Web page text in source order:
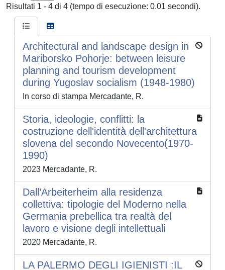
Risultati 1 - 4 di 4 (tempo di esecuzione: 0.01 secondi).
Architectural and landscape design in
Mariborsko Pohorje: between leisure
planning and tourism development
during Yugoslav socialism (1948-1980)
In corso di stampa Mercadante, R.
Storia, ideologie, conflitti: la
costruzione dell'identità dell'architettura
slovena del secondo Novecento(1970-
1990)
2023 Mercadante, R.
Dall’Arbeiterheim alla residenza
collettiva: tipologie del Moderno nella
Germania prebellica tra realtà del
lavoro e visione degli intellettuali
2020 Mercadante, R.
LA PALERMO DEGLI IGIENISTI :IL